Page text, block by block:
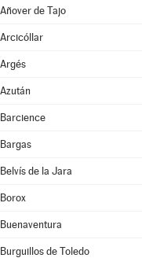
Añover de Tajo
Arcicóllar
Argés
Azután
Barcience
Bargas
Belvís de la Jara
Borox
Buenaventura
Burguillos de Toledo